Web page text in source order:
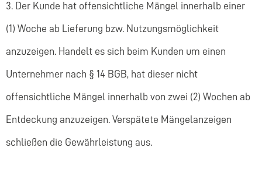
3. Der Kunde hat offensichtliche Mängel innerhalb einer
(1) Woche ab Lieferung bzw. Nutzungsmöglichkeit
anzuzeigen. Handelt es sich beim Kunden um einen
Unternehmer nach § 14 BGB, hat dieser nicht
offensichtliche Mängel innerhalb von zwei (2) Wochen ab
Entdeckung anzuzeigen. Verspätete Mängelanzeigen
schließen die Gewährleistung aus.